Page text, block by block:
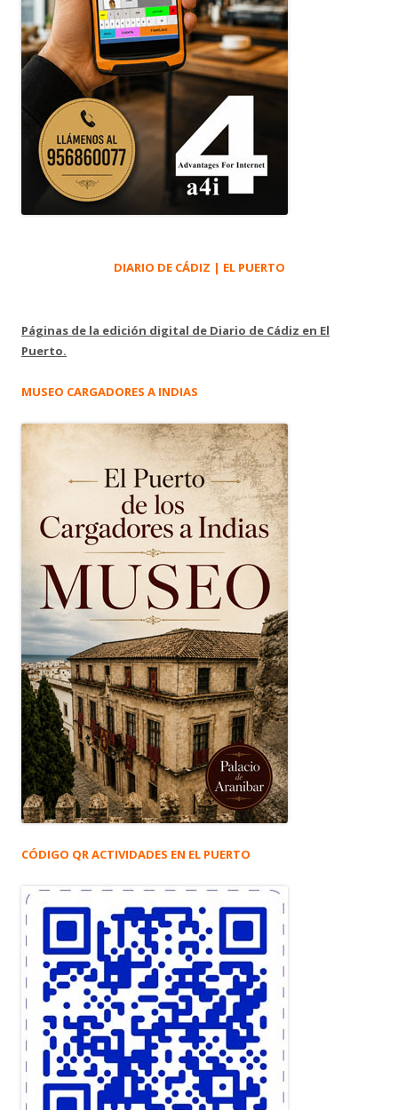
DIARIO DE CÁDIZ | EL PUERTO
Páginas de la edición digital de Diario de Cádiz en El
Puerto.
MUSEO CARGADORES A INDIAS
CÓDIGO QR ACTIVIDADES EN EL PUERTO